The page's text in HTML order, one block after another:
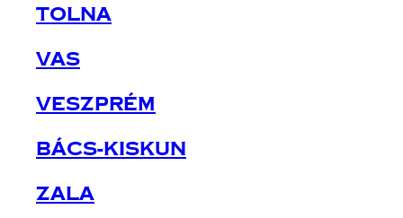
Tolna
Vas
Veszprém
Bács-Kiskun
Zala